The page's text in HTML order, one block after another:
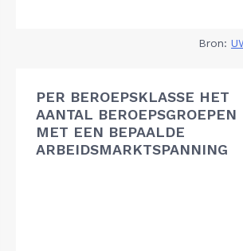
Bron:
PER BEROEPSKLASSE HET
AANTAL BEROEPSGROEPEN
MET EEN BEPAALDE
ARBEIDSMARKTSPANNING